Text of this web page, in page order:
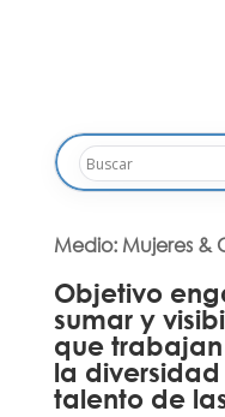
Medio: Mujeres &
Objetivo
sumar y
que
la
talento de